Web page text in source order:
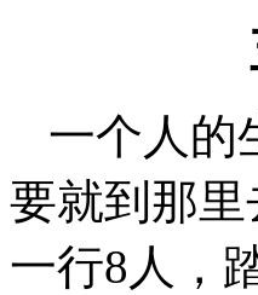
一个人的
要就到那
一行8人，